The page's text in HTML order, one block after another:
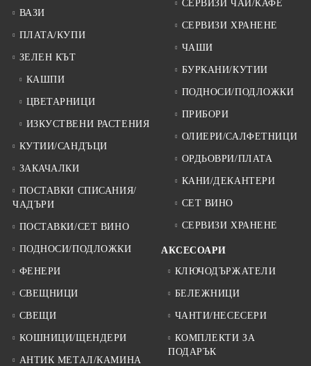
ВАЗИ
ПЛАТА/КУПИ
ЗЕЛЕН КЪТ
КАШПИ
ЦВЕТАРНИЦИ
ИЗКУСТВЕНИ РАСТЕНИЯ
КУТИИ/САНДЪЦИ
ЗАКАЧАЛКИ
ПОСТАВКИ СПИСАНИЯ/
ЧАДЪРИ
ПОСТАВКИ/СЕТ ВИНО
ПОДНОСИ/ПОДЛОЖКИ
ФЕНЕРИ
СВЕЩНИЦИ
СВЕЩИ
КОШНИЦИ/ЩЕНДЕРИ
АНТИК МЕТАЛ/КАМИНА
СЕРВИЗИ ЧАЙ/КАФЕ
СЕРВИЗИ ХРАНЕНЕ
ЧАШИ
БУРКАНИ/КУТИИ
ПОДНОСИ/ПОДЛОЖКИ
ПРИБОРИ
ОЛИЕРИ/САЛФЕТНИЦИ
ОРДЬОВРИ/ПЛАТА
КАНИ/ДЕКАНТЕРИ
СЕТ ВИНО
СЕРВИЗИ ХРАНЕНЕ
АКСЕСОАРИ
КЛЮЧОДЪРЖАТЕЛИ
БЕЛЕЖНИЦИ
ЧАНТИ/НЕСЕСЕРИ
КОМПЛЕКТИ ЗА
ПОДАРЪК